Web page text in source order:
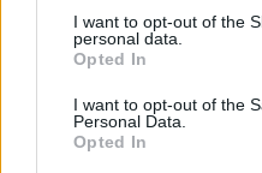
not limited to your visit or
grant or deny consent to
use your data for below
consent section.
I want to opt-out of the
personal data.
Opted In
I want to opt-out of the
Personal Data.
Opted In
άθροισμα από εκατόν ένα
(500) ευρώ, ένας (1)
– Για τα επόμενα
άθροισμα από πεντακόσια
(1.000) ευρώ, ένας (1)
– Για το υπερβάλλον ποσό,